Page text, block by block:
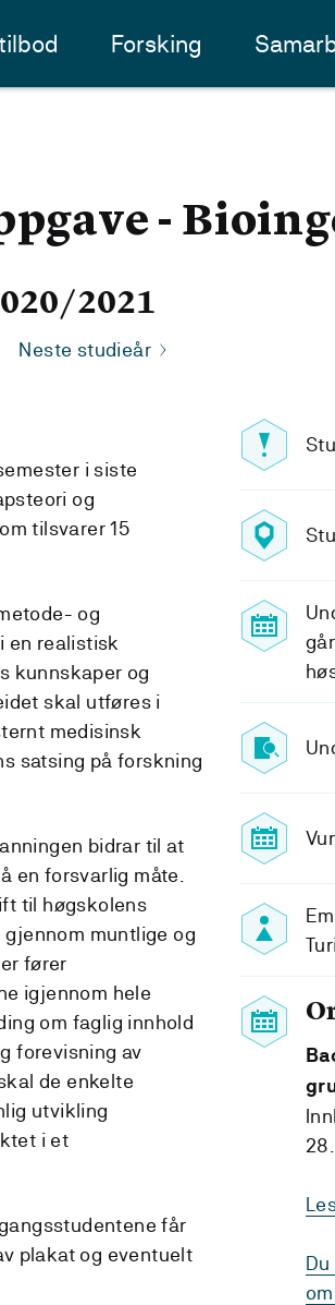
Forsking
-
2021
Neste studieår
i siste
og
tilsvarer 15
og
en realistisk
kunnskaper og
skal utføres i
medisinsk
satsing på forskning
bidrar til at
en forsvarlig måte.
til høgskolens
muntlige og
fører
igjennom hele
om faglig innhold
forevisning av
de enkelte
utvikling
i et
får
plakat og eventuelt